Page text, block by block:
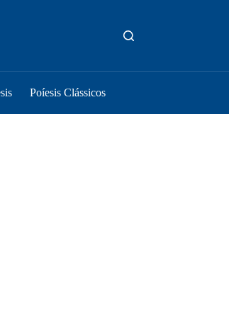
Poíesis Clássicos